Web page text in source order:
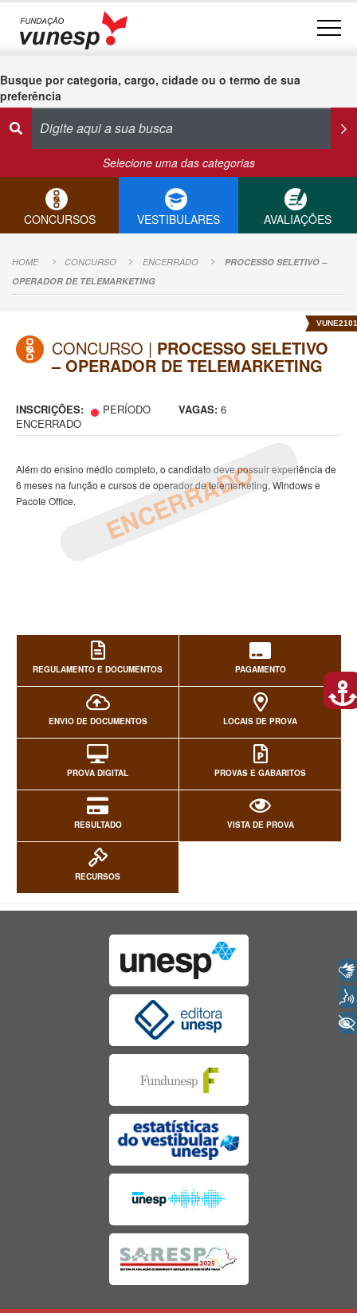
Busque por categoria, cargo, cidade ou o termo de sua
preferência
Selecione uma das categorias
CONCURSOS VESTIBULARES AVALIAÇÕES
HOME CONCURSO ENCERRADO
PROCESSO SELETIVO –
OPERADOR DE TELEMARKETING
VUNE2101
CONCURSO | PROCESSO SELETIVO
– OPERADOR DE TELEMARKETING
INSCRIÇÕES:
PERÍODO
ENCERRADO
VAGAS: 6
ENCERRADO
Além do ensino médio completo, o candidato deve possuir experiência de
6 meses na função e cursos de operador de telemarketing, Windows e
Pacote Office.
REGULAMENTO E DOCUMENTOS PAGAMENTO
ENVIO DE DOCUMENTOS LOCAIS DE PROVA
PROVA DIGITAL PROVAS E GABARITOS
RESULTADO VISTA DE PROVA
RECURSOS
+ Acessibilidade